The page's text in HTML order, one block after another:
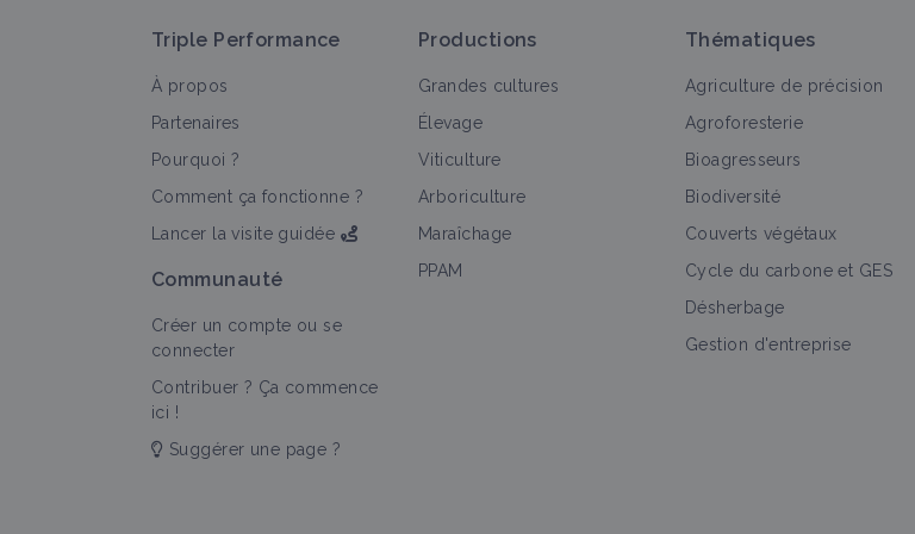
Tout Bioagresseur Fiche technique
Maladie cryptogamique
Bioagresseur
Triple Performance
À propos
Partenaires
Pourquoi ?
Comment ça fonctionne ?
Lancer la visite guidée
Communauté
Créer un compte ou se
connecter
Contribuer ? Ça commence
ici !
Suggérer une page ?
Productions
Grandes cultures
Élevage
Viticulture
Arboriculture
Maraîchage
PPAM
Thématiques
Agriculture de précision
Agroforesterie
Bioagresseurs
Biodiversité
Couverts végétaux
Cycle du carbone et GES
Désherbage
Gestion d'entreprise